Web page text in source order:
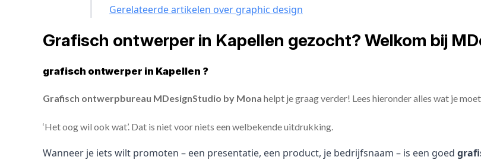
Gerelateerde artikelen over graphic design
Grafisch ontwerper in Kapellen gezocht? Welkom bij
grafisch ontwerper in Kapellen ?
Grafisch ontwerpbureau MDesignStudio by Mona helpt je graag verder! Lees hieronder alles wat je
‘Het oog wil ook wat’. Dat is niet voor niets een welbekende uitdrukking.
Wanneer je iets wilt promoten – een presentatie, een product, je bedrijfsnaam – is een goed